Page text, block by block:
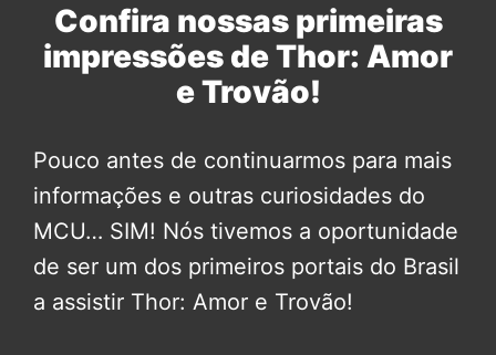
Confira nossas primeiras
impressões de Thor: Amor
e Trovão!
Pouco antes de continuarmos para mais
informações e outras curiosidades do
MCU… SIM! Nós tivemos a oportunidade
de ser um dos primeiros portais do Brasil
a assistir Thor: Amor e Trovão!